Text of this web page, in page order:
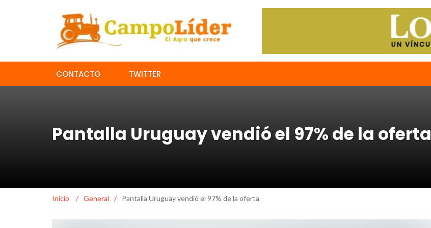
CONTACTO TWITTER
Pantalla Uruguay vendió el 97% de la oferta
Inicio / General / Pantalla Uruguay vendió el 97% de la oferta